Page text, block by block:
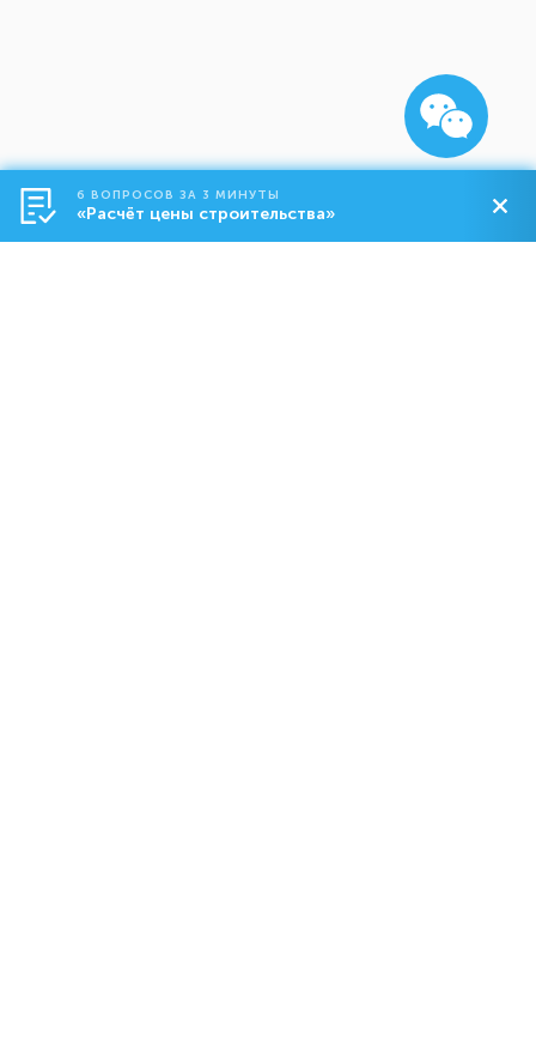
6 ВОПРОСОВ ЗА 3 МИНУТЫ
«Расчёт цены строительства»